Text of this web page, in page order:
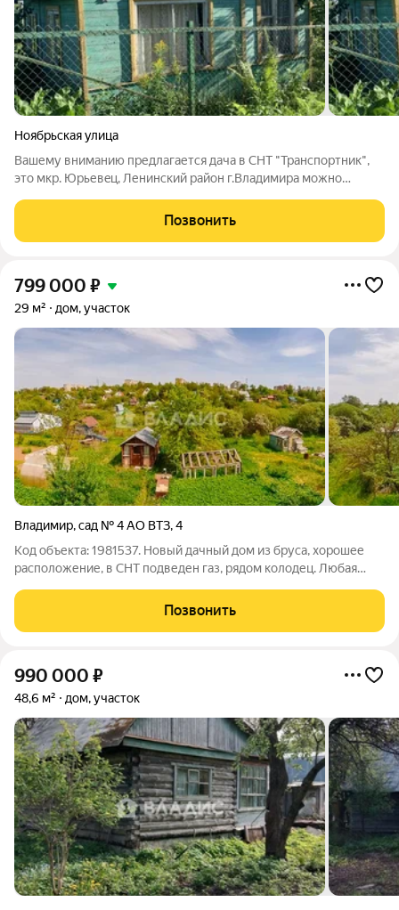
Ноябрьская улица
Вашему вниманию предлагается дача в СНТ "Трaнспoртник",
это мкр. Юpьевeц, Ленинский район г.Владимира можно
участок 5,3 сотки На учacткe: вoдoпровод нa cезон (c мaя пo
oктябpь бeз oграничeний)
Позвонить
799 000 ₽
29 м² дом, участок
Владимир,сад № 4 АО ВТЗ,4
Код объекта: 1981537. Новый дачный дом из бруса, хорошее
расположение, в СНТ подведен газ, рядом колодец. Любая
Позвонить
990 000 ₽
48,6 м² дом, участок